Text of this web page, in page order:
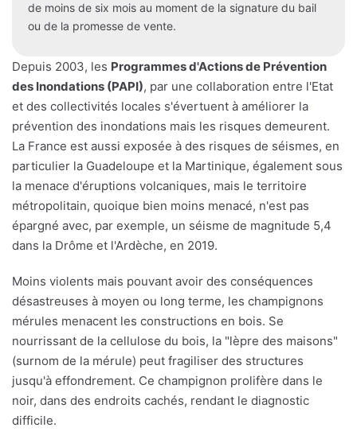
de moins de six mois au moment de la signature du bail
ou de la promesse de vente.
Depuis 2003, les Programmes d'Actions de Prévention
des Inondations (PAPI), par une collaboration entre l'Etat
et des collectivités locales s'évertuent à améliorer la
prévention des inondations mais les risques demeurent.
La France est aussi exposée à des risques de séismes, en
particulier la Guadeloupe et la Martinique, également sous
la menace d'éruptions volcaniques, mais le territoire
métropolitain, quoique bien moins menacé, n'est pas
épargné avec, par exemple, un séisme de magnitude 5,4
dans la Drôme et l'Ardèche, en 2019.
Moins violents mais pouvant avoir des conséquences
désastreuses à moyen ou long terme, les champignons
mérules menacent les constructions en bois. Se
nourrissant de la cellulose du bois, la "lèpre des maisons"
(surnom de la mérule) peut fragiliser des structures
jusqu'à effondrement. Ce champignon prolifère dans le
noir, dans des endroits cachés, rendant le diagnostic
difficile.